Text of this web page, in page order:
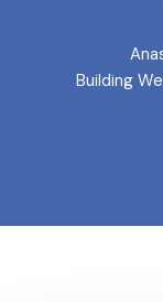
Building